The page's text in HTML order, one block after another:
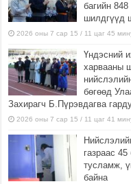
багийн
шилдгүүд
2026 оны 7 сар 15 / 11 цаг 45
Үндэсний
харвааны
бөгөөд
Захирагч Б.Пүрэвдагва
2026 оны 7 сар 15 / 11 цаг 41
газраас
тусламж,
байна